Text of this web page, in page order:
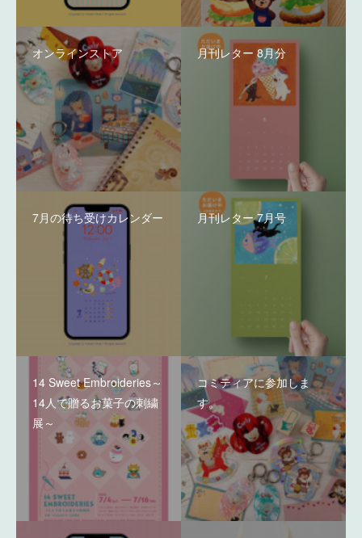
オンラインストア 月刊レター 8月分
7月の待ち受けカレンダー 月刊レター 7月号
14 Sweet Embroideries～
14人で贈るお菓子の刺繍
展～
コミティアに参加しま
す。